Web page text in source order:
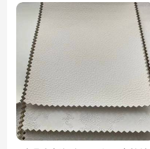
3000J绒布批发